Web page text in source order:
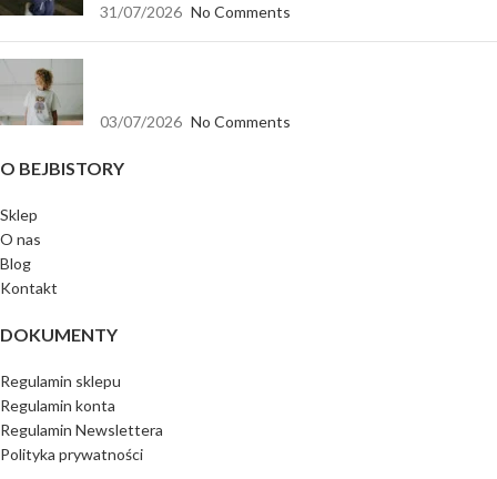
31/07/2026 No Comments
03/07/2026 No Comments
O BEJBISTORY
Sklep
O nas
Blog
Kontakt
DOKUMENTY
Regulamin sklepu
Regulamin konta
Regulamin Newslettera
Polityka prywatności